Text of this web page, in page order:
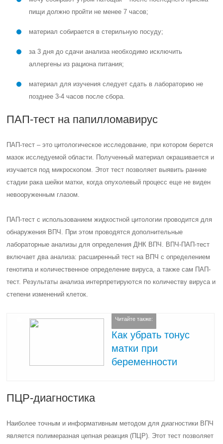
пищи должно пройти не менее 7 часов;
материал собирается в стерильную посуду;
за 3 дня до сдачи анализа необходимо исключить
аллергены из рациона питания;
материал для изучения следует сдать в лабораторию не
позднее 3-4 часов после сбора.
ПАП-тест на папилломавирус
ПАП-тест – это цитологическое исследование, при котором берется
мазок исследуемой области. Полученный материал окрашивается и
изучается под микроскопом. Этот тест позволяет выявить ранние
стадии рака шейки матки, когда опухолевый процесс еще не виден
невооруженным глазом.
ПАП-тест с использованием жидкостной цитологии проводится для
обнаружения ВПЧ. При этом проводятся дополнительные
лабораторные анализы для определения ДНК ВПЧ. ВПЧ-ПАП-тест
включает два анализа: расширенный тест на ВПЧ с определением
генотипа и количественное определение вируса, а также сам ПАП-
тест. Результаты анализа интерпретируются по количеству вируса и
степени изменений клеток.
Читайте также:
Как убрать тонус
матки при
беременности
ПЦР-диагностика
Наиболее точным и информативным методом для диагностики ВПЧ
является полимеразная цепная реакция (ПЦР). Этот тест позволяет